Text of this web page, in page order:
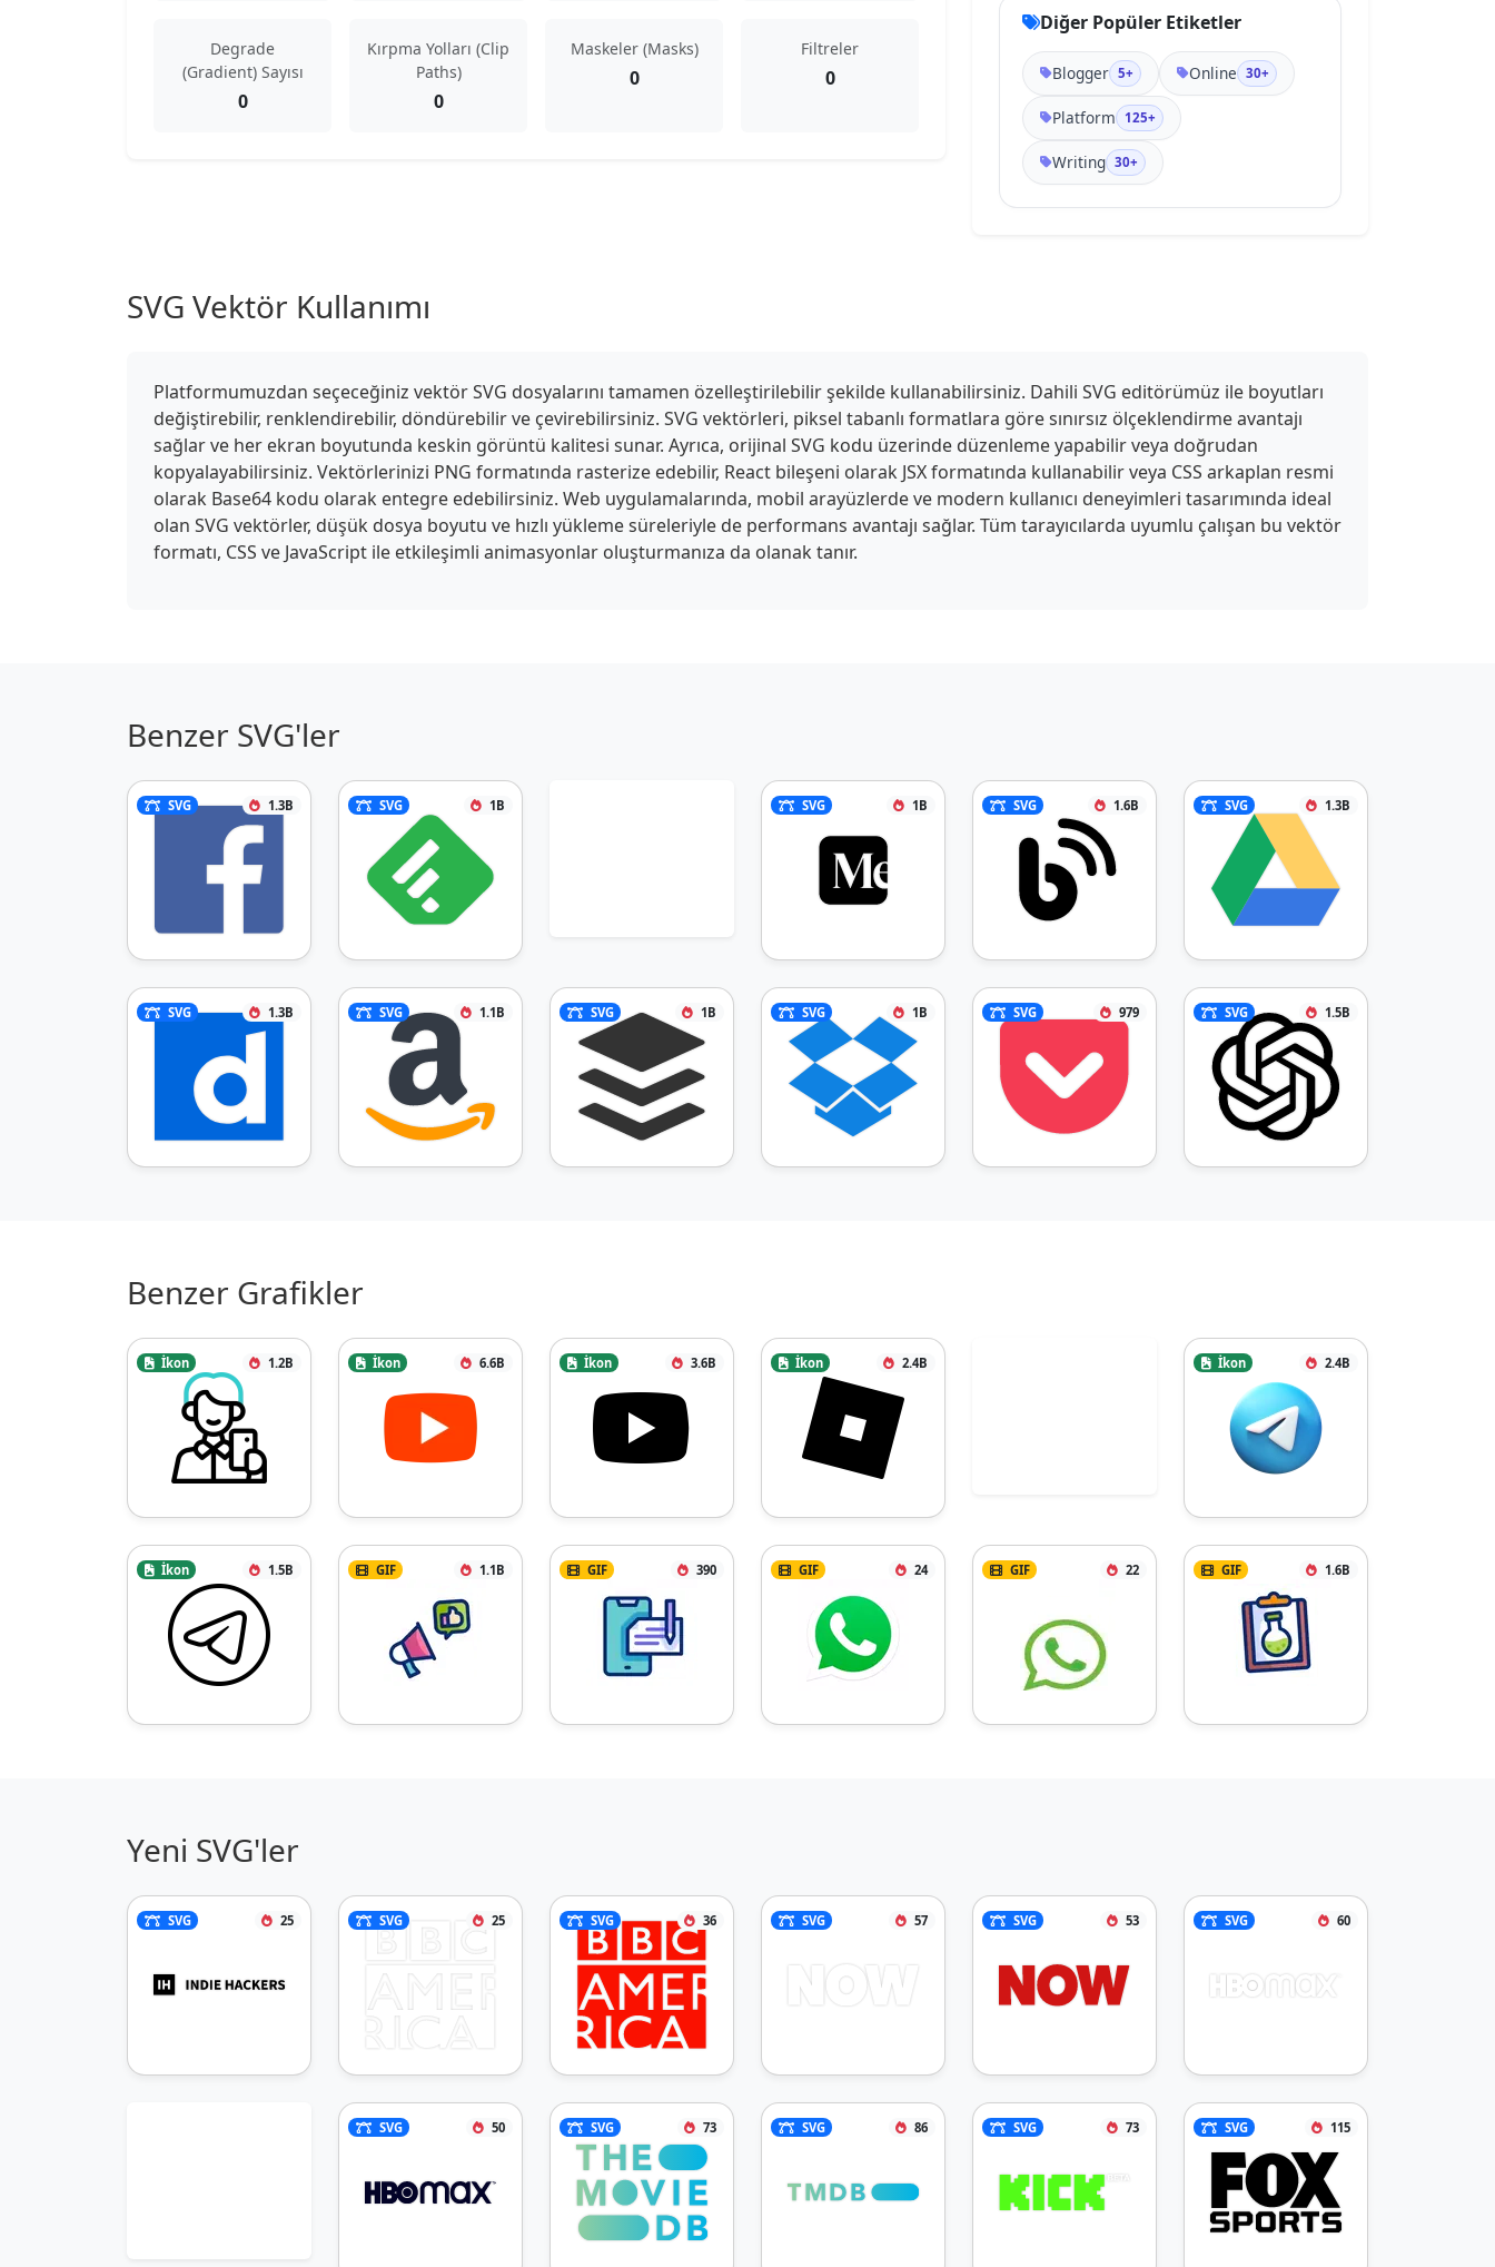
Degrade
(Gradient) Sayısı
0
Kırpma Yolları (Clip
Paths)
0
Maskeler (Masks)
0
Filtreler
0
Diğer Popüler Etiketler
Blogger 5+ Online 30+
Platform 125+
Writing 30+
SVG Vektör Kullanımı
Platformumuzdan seçeceğiniz vektör SVG dosyalarını tamamen özelleştirilebilir şekilde kullanabilirsiniz. Dahili SVG editörümüz ile boyutları
değiştirebilir, renklendirebilir, döndürebilir ve çevirebilirsiniz. SVG vektörleri, piksel tabanlı formatlara göre sınırsız ölçeklendirme avantajı
sağlar ve her ekran boyutunda keskin görüntü kalitesi sunar. Ayrıca, orijinal SVG kodu üzerinde düzenleme yapabilir veya doğrudan
kopyalayabilirsiniz. Vektörlerinizi PNG formatında rasterize edebilir, React bileşeni olarak JSX formatında kullanabilir veya CSS arkaplan resmi
olarak Base64 kodu olarak entegre edebilirsiniz. Web uygulamalarında, mobil arayüzlerde ve modern kullanıcı deneyimleri tasarımında ideal
olan SVG vektörler, düşük dosya boyutu ve hızlı yükleme süreleriyle de performans avantajı sağlar. Tüm tarayıcılarda uyumlu çalışan bu vektör
formatı, CSS ve JavaScript ile etkileşimli animasyonlar oluşturmanıza da olanak tanır.
Benzer SVG'ler
SVG 1.3B SVG 1B SVG 1B SVG 1.6B SVG 1.3B
SVG 1.3B SVG 1.1B SVG 1B SVG 1B SVG 979 SVG 1.5B
Benzer Grafikler
İkon 1.2B İkon 6.6B İkon 3.6B İkon 2.4B İkon 2.4B
İkon 1.5B GIF 1.1B GIF 390 GIF 24 GIF 22 GIF 1.6B
Yeni SVG'ler
SVG 25 SVG 25 SVG 36 SVG 57 SVG 53 SVG 60
SVG 50 SVG 73 SVG 86 SVG 73 SVG 115